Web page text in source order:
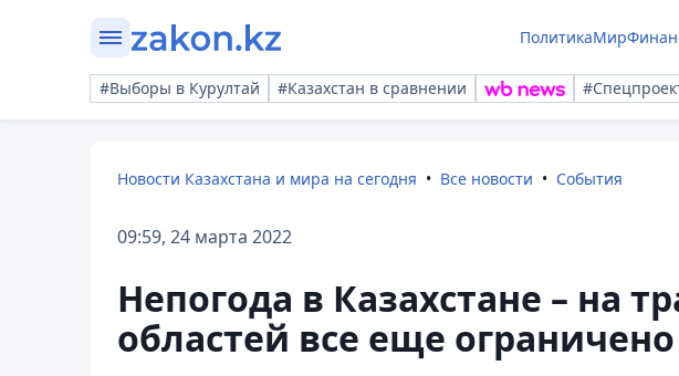
ПолитикаМир
#Выборы в Курултай #Казахстан в сравнении
Новости Казахстана и мира на сегодня Все новости События
09:59, 24 марта 2022
Непогода в Казахстане – на
областей все еще